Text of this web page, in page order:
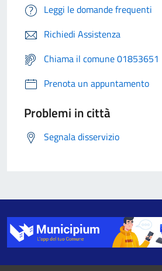
Leggi le domande frequenti
Richiedi Assistenza
Chiama il comune 01853651
Prenota un appuntamento
Problemi in città
Segnala disservizio